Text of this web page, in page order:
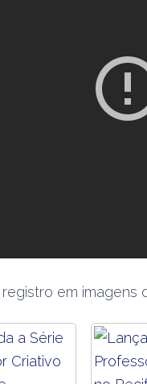
em imagens